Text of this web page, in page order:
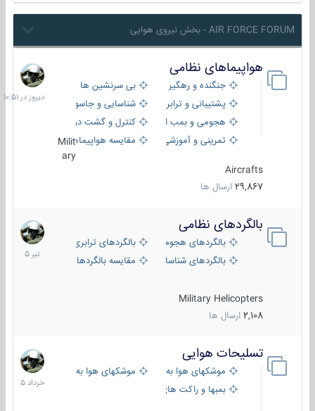
AIR FORCE FORUM - بخش نیروی هوایی
هواپیماهای نظامی
جنگنده و رهگیر
بی سرنشین ها
پشتیبانی و ترابری
شناسایی و جاسوسی
هجومی و بمب افکن
کنترل و گشت دریایی
تمرینی و آموزشی
مقایسه هواپیماهاMilit
ary
Aircrafts
29,867 ارسال ها
دیروز
در
10:51
بالگردهای نظامی
بالگردهای هجومی
بالگردهای ترابری
بالگردهای شناسایی
مقایسه بالگردها
Military Helicopters
2,108 ارسال ها
22
تیر
1405
تسلیحات هوایی
موشکهای هوا به هوا
موشکهای هوا به سطح
بمبها و راکت های هوایی
30
خرداد
1405